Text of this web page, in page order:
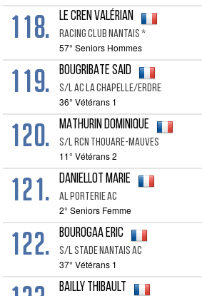
118. LE CREN Valérian
Racing Club Nantais *
57° Seniors Hommes
119. BOUGRIBATE Said
S/l Ac La Chapelle/erdre
36° Vétérans 1
120. MATHURIN Dominique
S/l Rcn Thouare-mauves
11° Vétérans 2
121. DANIELLOT Marie
Al Porterie Ac
2° Seniors Femme
122. BOUROGAA Eric
S/l Stade Nantais Ac
37° Vétérans 1
BAILLY Thibault